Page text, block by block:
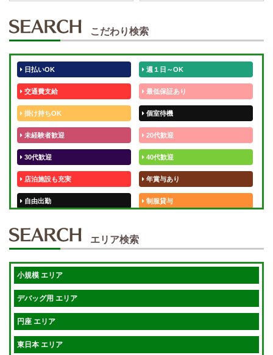
こだわり検索
日払いOK 週１日～OK
交通費支給 最低保証あり
掛け持ちOK 個室待機
未経験者歓迎 20代歓迎
30代歓迎 40代歓迎
店泊施設も充実 年賞与あり
自由出勤 制服貸与
短期OK 入店祝金あり
週1～OK 健全店で安心！
エリア検索
小規模 エリア
デバッグ用 エリア
円座 エリア
東日本 エリア